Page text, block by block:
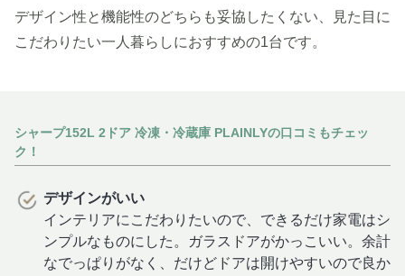
デザイン性と機能性のどちらも妥協したくない、見た目に
こだわりたい一人暮らしにおすすめの1台です。
シャープ152L 2ドア 冷凍・冷蔵庫 PLAINLYの口コミもチェッ
ク！
デザインがいい
インテリアにこだわりたいので、できるだけ家電はシ
ンプルなものにした。ガラスドアがかっこいい。余計
なでっぱりがなく、だけどドアは開けやすいので良か